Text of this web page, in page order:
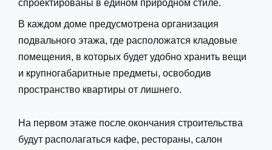
спроектированы в едином природном стиле.
В каждом доме предусмотрена организация
подвального этажа, где расположатся кладовые
помещения, в которых будет удобно хранить вещи
и крупногабаритные предметы, освободив
пространство квартиры от лишнего.
На первом этаже после окончания строительства
будут располагаться кафе, рестораны, салон